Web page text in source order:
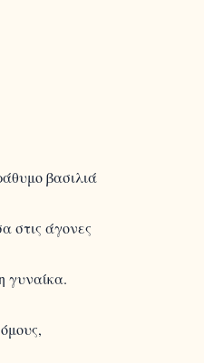
βασιλιά
στις άγονες
γυναίκα.